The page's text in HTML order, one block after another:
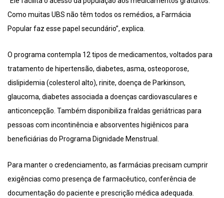
Como muitas UBS não têm todos os remédios, a Farmácia
Popular faz esse papel secundário”, explica.
O programa contempla 12 tipos de medicamentos, voltados para
tratamento de hipertensão, diabetes, asma, osteoporose,
dislipidemia (colesterol alto), rinite, doença de Parkinson,
glaucoma, diabetes associada a doenças cardiovasculares e
anticoncepção. Também disponibiliza fraldas geriátricas para
pessoas com incontinência e absorventes higiênicos para
beneficiárias do Programa Dignidade Menstrual.
Para manter o credenciamento, as farmácias precisam cumprir
exigências como presença de farmacêutico, conferência de
documentação do paciente e prescrição médica adequada.